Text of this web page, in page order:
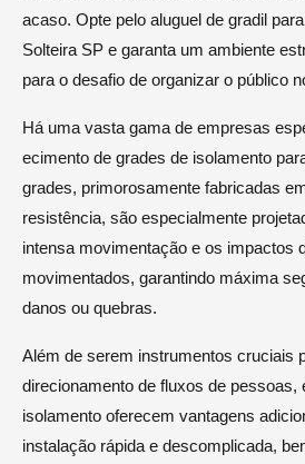
acaso. Opte pelo aluguel de gradil
Solteira SP e garanta um ambiente
para o desafio de organizar o público
Há uma vasta gama de empresas
ecimento de grades de isolamento
grades, primorosamente fabricadas
resistência, são especialmente
intensa movimentação e os impactos
movimentados, garantindo máxima
danos ou quebras.
Além de serem instrumentos cruciais
direcionamento de fluxos de pessoas,
isolamento oferecem vantagens
instalação rápida e descomplicada,